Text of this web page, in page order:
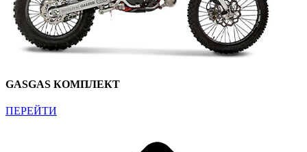
GASGAS КОМПЛЕКТ
ПЕРЕЙТИ